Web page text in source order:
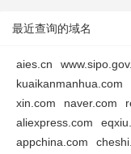
最近查询的域名
aies.cn
kuaikanmanhua.com
xin.com
naver.com
aliexpress.com
appchina.com